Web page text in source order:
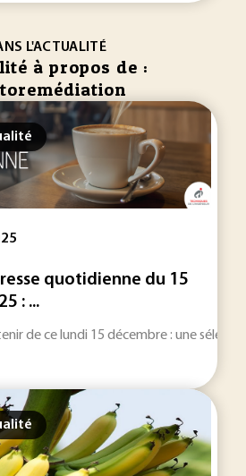
L'ACTUALITÉ
à propos de :
quotidienne du 15
: ...
de ce lundi 15 décembre : une